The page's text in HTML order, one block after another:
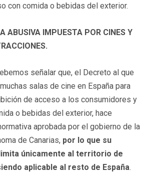
con comida o bebidas del exterior.
ABUSIVA IMPUESTA POR CINES Y
señalar que, el Decreto al que
salas de cine en España para
de acceso a los consumidores y
o bebidas del exterior, hace
aprobada por el gobierno de la
de Canarias, por lo que su
únicamente al territorio de
aplicable al resto de España.